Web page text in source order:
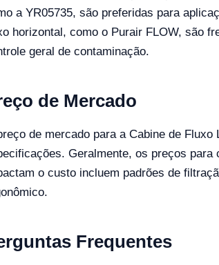
a YR05735, são preferidas para
horizontal, como o Purair FLOW, são
geral de contaminação.
de Mercado
de mercado para a Cabine de
Geralmente, os preços para
o custo incluem padrões de
Frequentes